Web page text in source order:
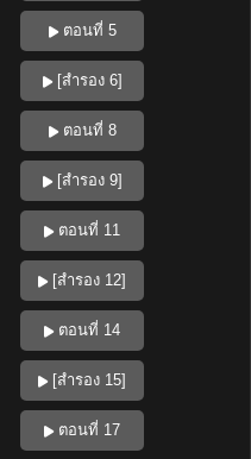
ตอนที่ 5
[สำรอง 6]
ตอนที่ 8
[สำรอง 9]
ตอนที่ 11
[สำรอง 12]
ตอนที่ 14
[สำรอง 15]
ตอนที่ 17